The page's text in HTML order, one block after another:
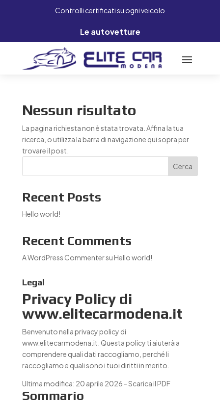
Controlli certificati su ogni veicolo
Le autovetture
Nessun risultato
La pagina richiesta non è stata trovata. Affina la tua
ricerca, o utilizza la barra di navigazione qui sopra per
trovare il post.
Cerca
Recent Posts
Hello world!
Recent Comments
A WordPress CommentersuHello world!
Legal
Privacy Policy di
www.elitecarmodena.it
Benvenuto nella privacy policy di
www.elitecarmodena.it. Questa policy ti aiuterà a
comprendere quali dati raccogliamo, perché li
raccogliamo e quali sono i tuoi diritti in merito.
Ultima modifica: 20 aprile 2026 -Scarica il PDF
Sommario